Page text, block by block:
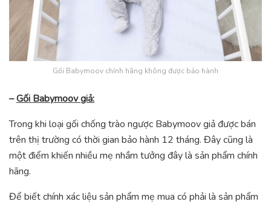
Gối Babymoov chính hãng không được bảo hành
–Gối Babymoov giả:
Trong khi loại gối chống trào ngược Babymoov giả được bán
trên thị trường có thời gian bảo hành 12 tháng. Đây cũng là
một điểm khiến nhiều mẹ nhầm tưởng đây là sản phẩm chính
hãng.
Để biết chính xác liệu sản phẩm mẹ mua có phải là sản phẩm